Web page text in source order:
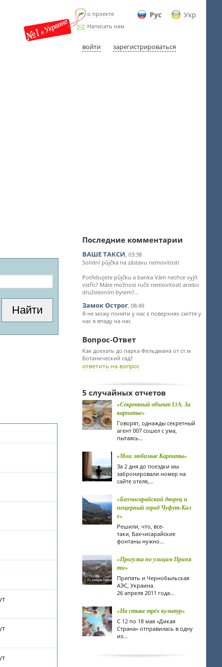
Рус Укр
о проекте
Написать нам
войти зарегистрироваться
Последние комментарии
ВАШЕ ТАКСИ, 03:38
Solidní půjčka na zástavu nemovitosti
Potřebujete půjčku a banka Vám nechce vyjít
vstříc? Máte možnost ručit nemovitosti anebo
družstevním bytem?...
Замок Острог, 08:49
Я не можу поняти у нас є поверхнях сміття у
нас я впаду на нас
Вопрос-Ответ
Как доехать до парка Фельдмана от ст.м
Ботанический сад?
ответить на вопрос
5 случайных отчетов
«Секретный объект І3А, За
карпатье»
Говорят, однажды секретный
агент 007 сошел с ума,
пытаясь...
«Мои любимые Карпаты»
За 2 дня до поездки мы
забронировали номер на
сайте отеля,...
«Бахчисарайский дворец и
пещерный город Чуфут-Кал
е»
Решили, что, все-
таки, Бахчисарайские
фонтаны нужно...
«Прогулка по улицам Припя
ти»
Припять и Чернобыльская
АЭС, Украина.
26 апреля 2011 года...
«На стыке трёх культур»
С 12 по 18 мая «Дикая
Страна» отправилась в одну
из...